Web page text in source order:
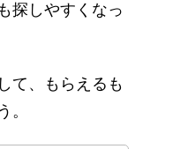
探しやすくなっ
て、もらえるも
。